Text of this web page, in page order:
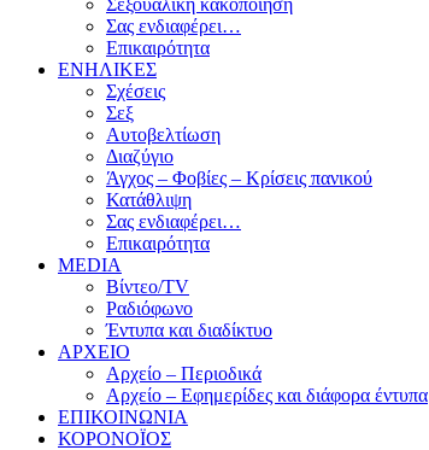
Σεξουαλική κακοποίηση
Σας ενδιαφέρει…
Επικαιρότητα
ΕΝΗΛΙΚΕΣ
Σχέσεις
Σεξ
Αυτοβελτίωση
Διαζύγιο
Άγχος – Φοβίες – Κρίσεις πανικού
Κατάθλιψη
Σας ενδιαφέρει…
Επικαιρότητα
MEDIA
Βίντεο/TV
Ραδιόφωνο
Έντυπα και διαδίκτυο
ΑΡΧΕΙΟ
Αρχείο – Περιοδικά
Αρχείο – Εφημερίδες και διάφορα έντυπα
ΕΠΙΚΟΙΝΩΝΙΑ
ΚΟΡΟΝΟΪΟΣ